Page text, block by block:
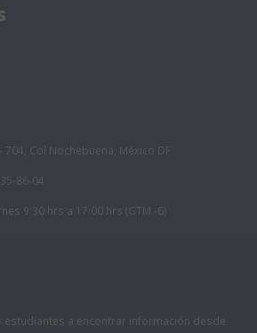
704, Col Nochebuena, México DF
86-04
9:30 hrs a 17:00 hrs (GTM -6)
estudiantes a encontrar información desde